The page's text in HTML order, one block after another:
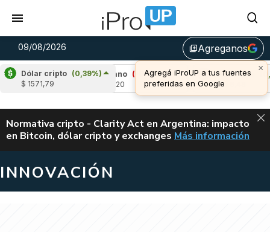
09/08/2026 library_addAgreganos
×
Agregá iProUP a tus fuentes
preferidas en Google
Dólar cripto (0,39%)
$ 1571,79
Cardano
(-0,37%)
Avalanche
u$s 6,48
ALERTA
Normativa cripto - Clarity Act en Argentina: impacto
en Bitcoin, dólar cripto y exchanges CLARITY ACT EN
Más información
INNOVACIÓN